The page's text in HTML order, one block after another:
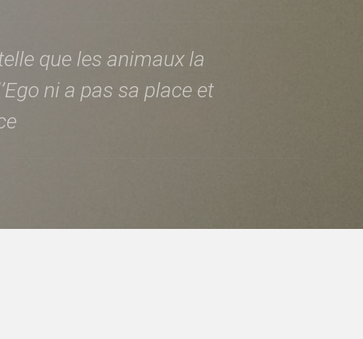
que les animaux la
ni a pas sa place et